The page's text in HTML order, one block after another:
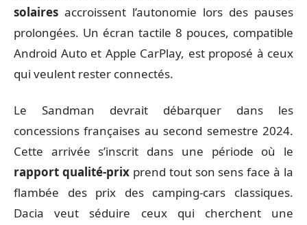
solaires accroissent l’autonomie lors des pauses
prolongées. Un écran tactile 8 pouces, compatible
Android Auto et Apple CarPlay, est proposé à ceux
qui veulent rester connectés.
Le Sandman devrait débarquer dans les
concessions françaises au second semestre 2024.
Cette arrivée s’inscrit dans une période où le
rapport qualité-prixprend tout son sens face à la
flambée des prix des camping-cars classiques.
Dacia veut séduire ceux qui cherchent une